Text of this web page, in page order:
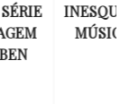
A
UM SÍMBOLO